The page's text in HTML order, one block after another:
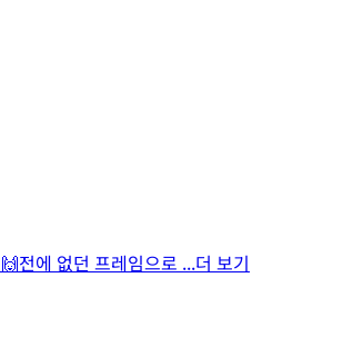
전에 없던 프레임으로 ...더 보기